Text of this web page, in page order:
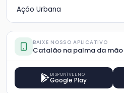
Ação Urbana
BAIXE NOSSO APLICATIVO
Catalão na palma da mão
DISPONÍVEL NO
Google Play